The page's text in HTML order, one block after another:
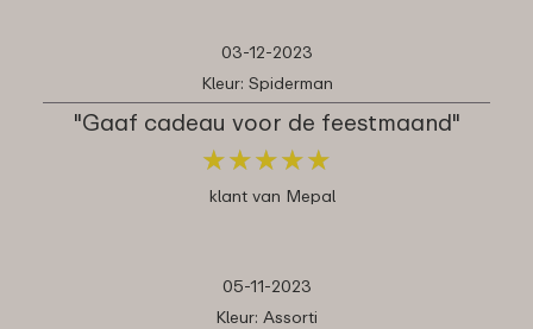
03-12-2023
Kleur: Spiderman
"Gaaf cadeau voor de feestmaand"
★★★★★
★★★★★
klant van Mepal
05-11-2023
Kleur: Assorti